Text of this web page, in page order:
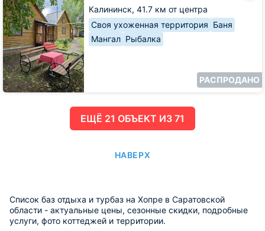
Калининск, 41.7 км от центра
Своя ухоженная территория Баня
Мангал Рыбалка
РАСПРОДАНО
Дом
Барсука
ЕЩË 21 ОБЪЕКТ ИЗ 71
НАВЕРХ
Список баз отдыха и турбаз на Хопре в Саратовской
области - актуальные цены, сезонные скидки, подробные
услуги, фото коттеджей и территории.